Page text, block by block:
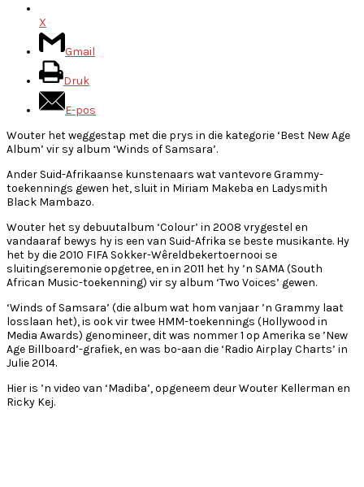
X
Gmail
Druk
E-pos
Wouter het weggestap met die prys in die kategorie ‘Best New Age
Album’ vir sy album ‘Winds of Samsara’.
Ander Suid-Afrikaanse kunstenaars wat vantevore Grammy-
toekennings gewen het, sluit in Miriam Makeba en Ladysmith
Black Mambazo.
Wouter het sy debuutalbum ‘Colour’ in 2008 vrygestel en
vandaaraf bewys hy is een van Suid-Afrika se beste musikante. Hy
het by die 2010 FIFA Sokker-Wêreldbekertoernooi se
sluitingseremonie opgetree, en in 2011 het hy ’n SAMA (South
African Music-toekenning) vir sy album ‘Two Voices’ gewen.
‘Winds of Samsara’ (die album wat hom vanjaar ’n Grammy laat
losslaan het), is ook vir twee HMM-toekennings (Hollywood in
Media Awards) genomineer, dit was nommer 1 op Amerika se ’New
Age Billboard’-grafiek, en was bo-aan die ‘Radio Airplay Charts’ in
Julie 2014.
Hier is ’n video van ‘Madiba’, opgeneem deur Wouter Kellerman en
Ricky Kej.